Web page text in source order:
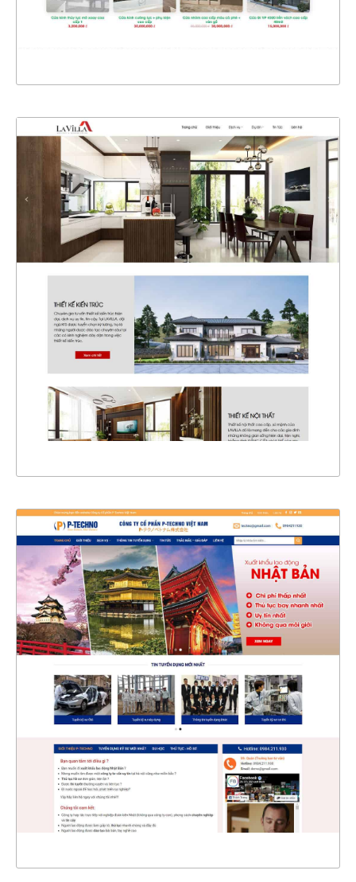
4323
CHI TIẾT
XEM THỰC TẾ
4358
CHI TIẾT
XEM THỰC TẾ